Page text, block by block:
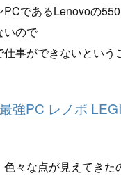
PCであるLenovoの
いので
事ができないという
強PC レノボ
色々な点が見えてきた